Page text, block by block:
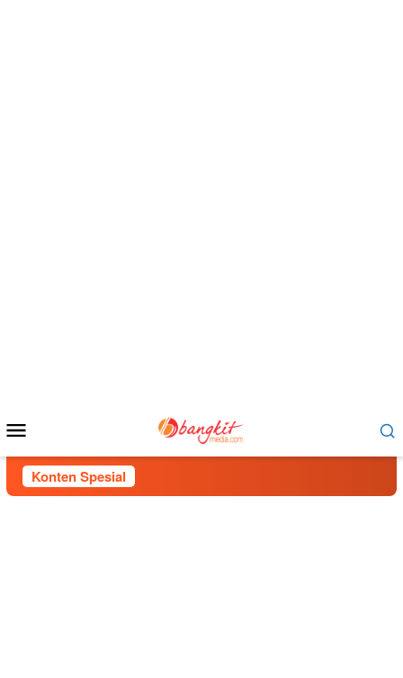
Mobile
Konten Spesial